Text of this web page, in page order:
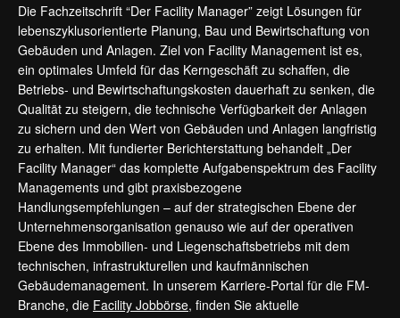
Die Fachzeitschrift “Der Facility Manager” zeigt Lösungen für
lebenszyklusorientierte Planung, Bau und Bewirtschaftung von
Gebäuden und Anlagen. Ziel von Facility Management ist es,
ein optimales Umfeld für das Kerngeschäft zu schaffen, die
Betriebs- und Bewirtschaftungskosten dauerhaft zu senken, die
Qualität zu steigern, die technische Verfügbarkeit der Anlagen
zu sichern und den Wert von Gebäuden und Anlagen langfristig
zu erhalten. Mit fundierter Berichterstattung behandelt „Der
Facility Manager“ das komplette Aufgabenspektrum des Facility
Managements und gibt praxisbezogene
Handlungsempfehlungen – auf der strategischen Ebene der
Unternehmensorganisation genauso wie auf der operativen
Ebene des Immobilien- und Liegenschaftsbetriebs mit dem
technischen, infrastrukturellen und kaufmännischen
Gebäudemanagement. In unserem Karriere-Portal für die FM-
Branche, die Facility Jobbörse, finden Sie aktuelle